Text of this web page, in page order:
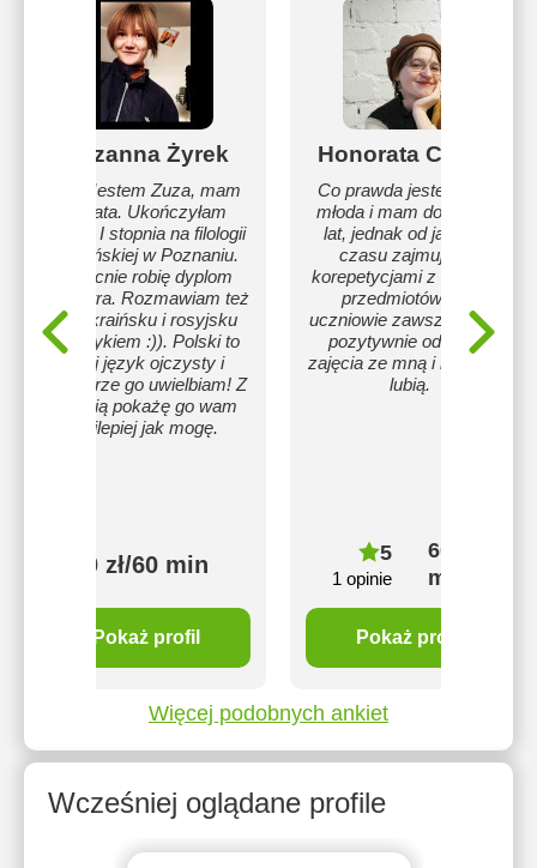
Zuzanna Żyrek
Hej! Jestem Zuza, mam
22 lata. Ukończyłam
studia I stopnia na filologii
ukraińskiej w Poznaniu.
Obecnie robię dyplom
magistra. Rozmawiam też
po ukraińsku i rosyjsku
(surżykiem :)). Polski to
mój język ojczysty i
szczerze go uwielbiam! Z
chęcią pokażę go wam
najlepiej jak mogę.
60 zł/60 min
Pokaż profil
Honorata Cendal
Co prawda jestem dość
młoda i mam dopiero 20
lat, jednak od jakiegoś
czasu zajmuję się
korepetycjami z równych
przedmiotów. Moi
uczniowie zawsze bardzo
pozytywnie odbierają
zajęcia ze mną i bardzo je
lubią.
5
1 opinie
60 zł/60
min
Pokaż profil
Więcej podobnych ankiet
Wcześniej oglądane profile